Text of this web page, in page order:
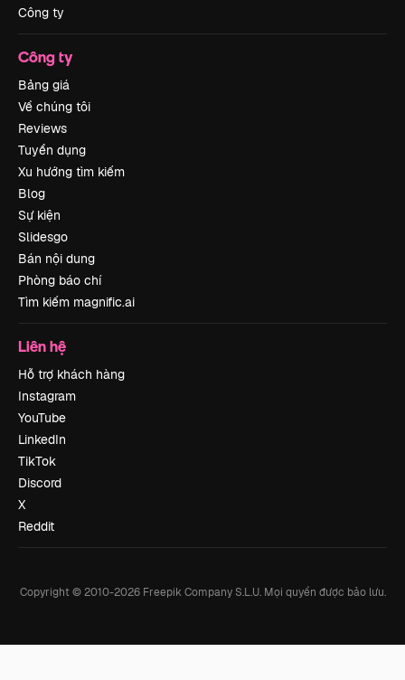
Công ty
Công ty
Bảng giá
Về chúng tôi
Reviews
Tuyển dụng
Xu hướng tìm kiếm
Blog
Sự kiện
Slidesgo
Bán nội dung
Phòng báo chí
Tìm kiếm magnific.ai
Liên hệ
Hỗ trợ khách hàng
Instagram
YouTube
LinkedIn
TikTok
Discord
X
Reddit
Copyright © 2010-2026Freepik Company S.L.U. Mọi quyền được bảo lưu.